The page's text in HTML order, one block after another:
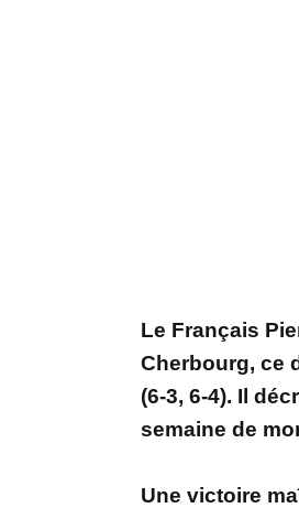
Le Français
Cherbourg, ce
(6-3, 6-4). Il
semaine de
Une victoire